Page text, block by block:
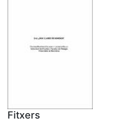
Fitxers